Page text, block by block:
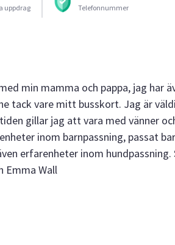
uppdrag Telefonnummer
min mamma och pappa, jag har
tack vare mitt busskort. Jag är
gillar jag att vara med vänner
inom barnpassning, passat
erfarenheter inom hundpassning.
Emma Wall